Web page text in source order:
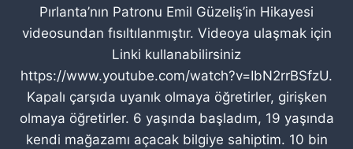
Pırlanta’nın Patronu Emil Güzeliş’in Hikayesi
videosundan fısıltılanmıştır. Videoya ulaşmak için
Linki kullanabilirsiniz
https://www.youtube.com/watch?v=IbN2rrBSfzU.
Kapalı çarşıda uyanık olmaya öğretirler, girişken
olmaya öğretirler. 6 yaşında başladım, 19 yaşında
kendi mağazamı açacak bilgiye sahiptim. 10 bin